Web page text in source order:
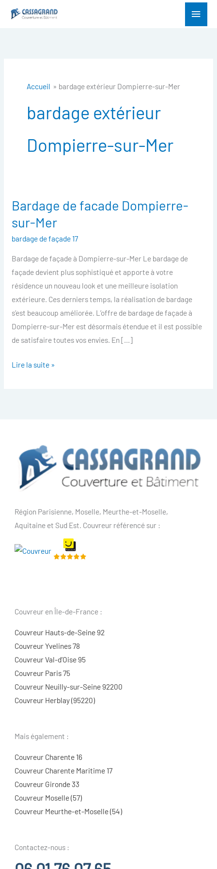
Menu
Accueil bardage extérieur Dompierre-sur-Mer
bardage extérieur
Dompierre-sur-Mer
Bardage de facade Dompierre-
sur-Mer
bardage de façade 17
Bardage de façade à Dompierre-sur-Mer Le bardage de
façade devient plus sophistiqué et apporte à votre
résidence un nouveau look et une meilleure isolation
extérieure. Ces derniers temps, la réalisation de bardage
s’est beaucoup améliorée. L’offre de bardage de façade à
Dompierre-sur-Mer est désormais étendue et il est possible
de satisfaire toutes vos envies. En […]
Bardage
facade
Dompierre-
sur-
Mer
Lire la suite »
Région Parisienne, Moselle, Meurthe-et-Moselle,
Aquitaine et Sud Est. Couvreur référencé sur :
Couvreur en Île-de-France :
Couvreur Hauts-de-Seine 92
Couvreur Yvelines 78
Couvreur Val-d’Oise 95
Couvreur Paris 75
Couvreur Neuilly-sur-Seine 92200
Couvreur Herblay (95220)
Mais également :
Couvreur Charente 16
Couvreur Charente Maritime 17
Couvreur Gironde 33
Couvreur Moselle (57)
Couvreur Meurthe-et-Moselle (54)
Contactez-nous :